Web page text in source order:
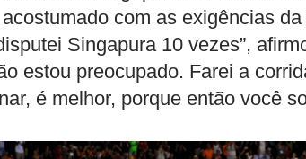
com as exigências
Singapura 10 vezes”,
estou preocupado. Farei a
é melhor, porque então você